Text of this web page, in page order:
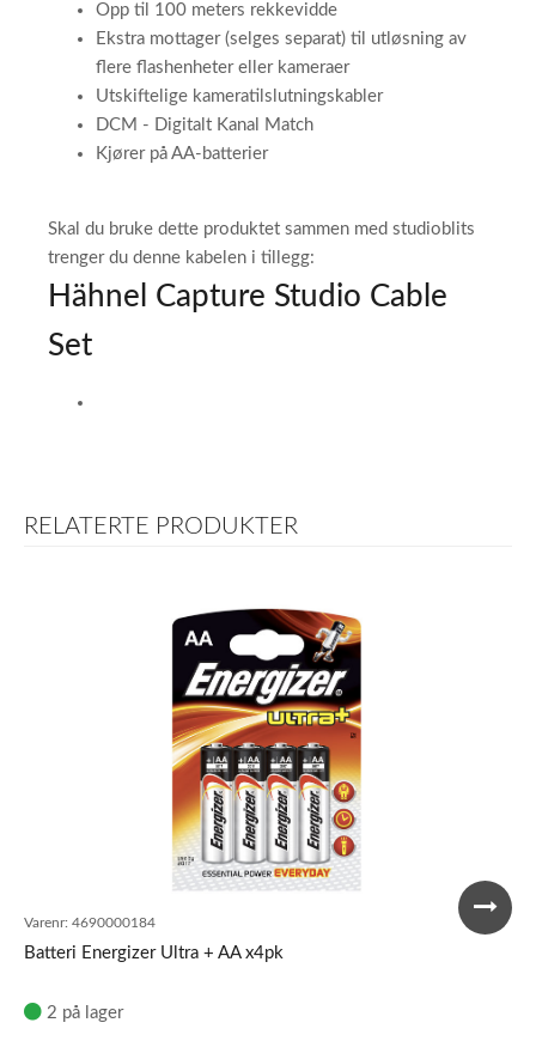
Opp til 100 meters rekkevidde
Ekstra mottager (selges separat) til utløsning av
flere flashenheter eller kameraer
Utskiftelige kameratilslutningskabler
DCM - Digitalt Kanal Match
Kjører på AA-batterier
Skal du bruke dette produktet sammen med studioblits
trenger du denne kabelen i tillegg:
Hähnel Capture Studio Cable
Set
RELATERTE PRODUKTER
Varenr: 4690000184
Batteri Energizer Ultra + AA x4pk
2 på lager